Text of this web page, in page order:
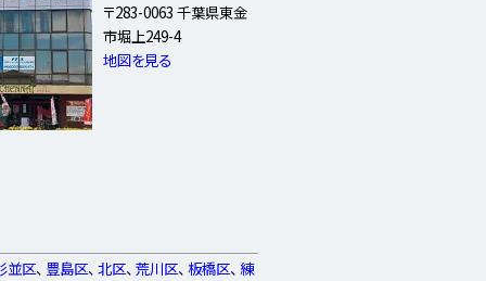
〒283-0063 千葉県東金
市堀上249-4
地図を見る
並区、 豊島区、北区、荒川区、板橋区、練